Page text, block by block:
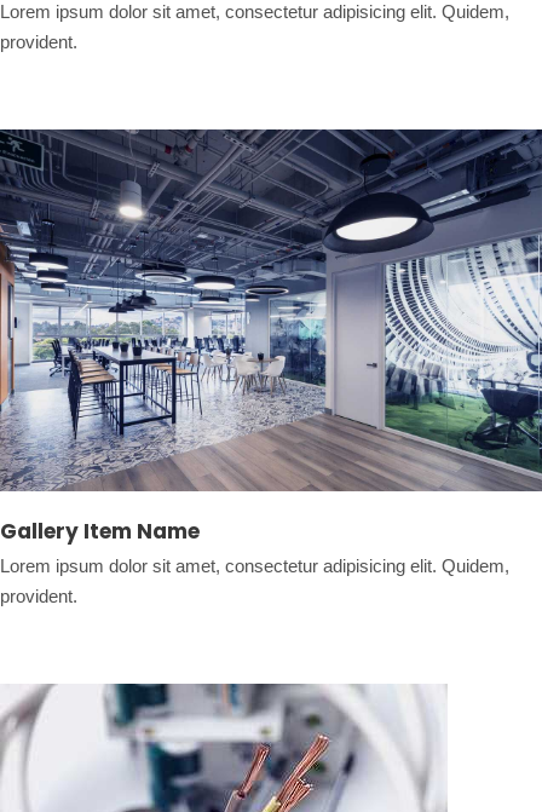
Lorem ipsum dolor sit amet, consectetur adipisicing elit. Quidem,
provident.
Gallery Item Name
Lorem ipsum dolor sit amet, consectetur adipisicing elit. Quidem,
provident.